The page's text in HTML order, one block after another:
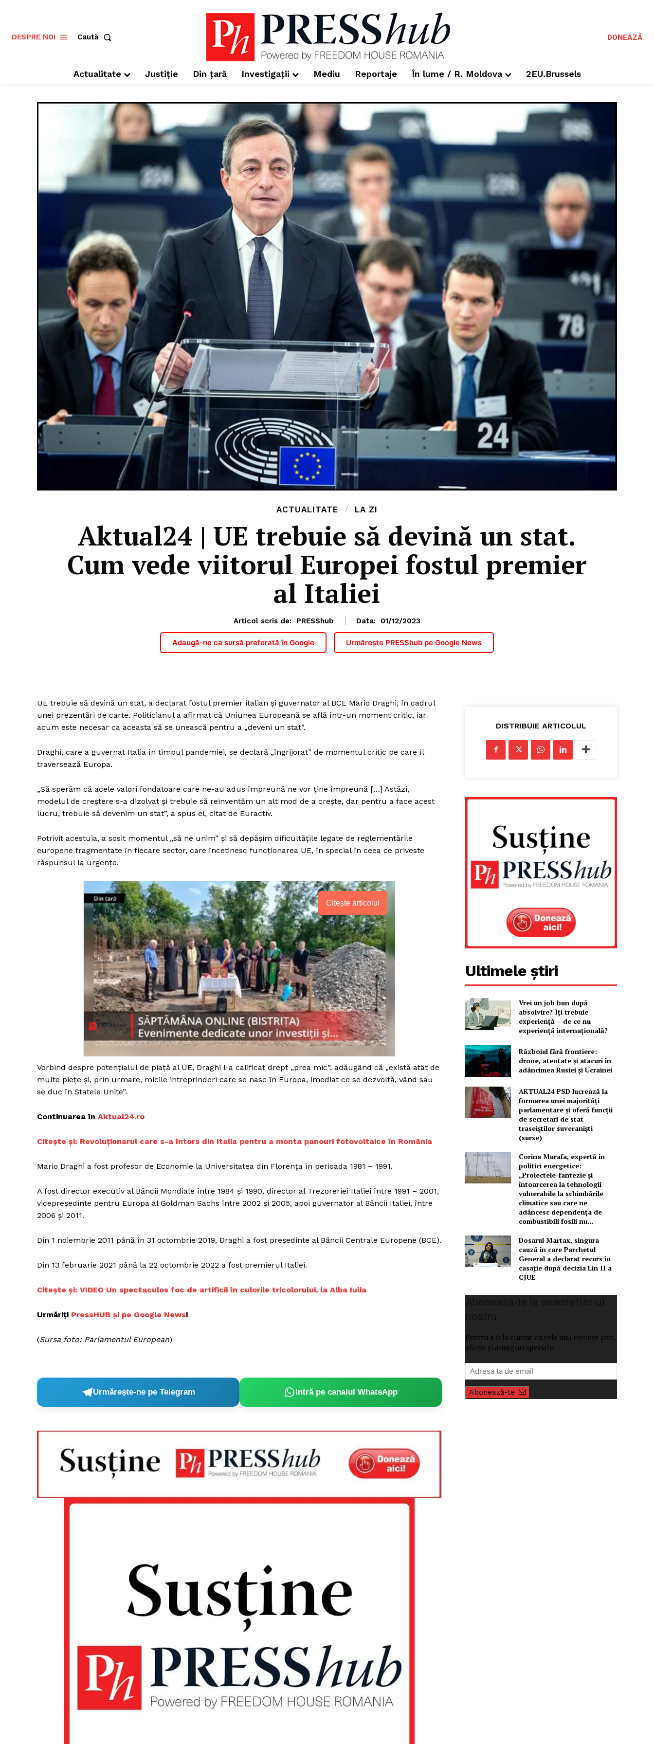
Un proiect
FREEDOM HOUSE
PRESShub
Despre noi / Echipa
DESPRE NOI Caută DONEAZĂ
Actualitate Justiție Din țară Investigații Mediu Reportaje În lume / R. Moldova 2EU.Brussels
ACTUALITATE LA ZI
Aktual24 | UE trebuie să devină un stat.
Cum vede viitorul Europei fostul premier
al Italiei
Articol scris de: PRESShub Data: 01/12/2023
Adaugă-ne ca sursă preferată în Google Urmărește PRESShub pe Google News
UE trebuie să devină un stat, a declarat fostul premier italian și guvernator al BCE Mario Draghi, în cadrul
unei prezentări de carte. Politicianul a afirmat că Uniunea Europeană se află într-un moment critic, iar
acum este necesar ca aceasta să se unească pentru a „deveni un stat”.
Draghi, care a guvernat Italia în timpul pandemiei, se declară „îngrijorat” de momentul critic pe care îl
traversează Europa.
„Să sperăm că acele valori fondatoare care ne-au adus împreună ne vor ține împreună […] Astăzi,
modelul de creștere s-a dizolvat și trebuie să reinventăm un alt mod de a crește, dar pentru a face acest
lucru, trebuie să devenim un stat”, a spus el, citat de Euractiv.
Potrivit acestuia, a sosit momentul „să ne unim” și să depășim dificultățile legate de reglementările
europene fragmentate în fiecare sector, care încetinesc funcționarea UE, în special în ceea ce priveste
răspunsul la urgențe.
Citește articolul
Vorbind despre potențialul de piață al UE, Draghi l-a calificat drept „prea mic”, adăugând că „există atât de
multe piețe și, prin urmare, micile intreprinderi care se nasc în Europa, imediat ce se dezvoltă, vând sau
se duc în Statele Unite”.
Continuarea în Aktual24.ro
Citește și: Revoluționarul care s-a întors din Italia pentru a monta panouri fotovoltaice în România
Mario Draghi a fost profesor de Economie la Universitatea din Florența în perioada 1981 – 1991.
A fost director executiv al Băncii Mondiale între 1984 și 1990, director al Trezoreriei Italiei între 1991 – 2001,
vicepreședinte pentru Europa al Goldman Sachs între 2002 și 2005, apoi guvernator al Băncii Italiei, între
2006 și 2011.
Din 1 noiembrie 2011 până în 31 octombrie 2019, Draghi a fost președinte al Băncii Centrale Europene (BCE).
Din 13 februarie 2021 până la 22 octombrie 2022 a fost premierul Italiei.
Citește și: VIDEO Un spectaculos foc de artificii în culorile tricolorului, la Alba Iulia
Urmăriți PressHUB și pe Google News!
(Sursa foto: Parlamentul European)
Urmărește-ne pe Telegram Intră pe canalul WhatsApp
DISTRIBUIE ARTICOLUL
Ultimele știri
Vrei un job bun după
absolvire? Îți trebuie
experiență – de ce nu
experiență internațională?
Războiul fără frontiere:
drone, atentate și atacuri în
adâncimea Rusiei și Ucrainei
AKTUAL24 PSD lucrează la
formarea unei majorităţi
parlamentare și oferă funcții
de secretari de stat
traseiștilor suveraniști
(surse)
Corina Murafa, expertă în
politici energetice:
„Proiectele-fantezie și
întoarcerea la tehnologii
vulnerabile la schimbările
climatice sau care ne
adâncesc dependența de
combustibili fosili nu...
Dosarul Martax, singura
cauză în care Parchetul
General a declarat recurs în
casație după decizia Lin II a
CJUE
Pentru a fi la curent cu cele mai recente știri,
oferte și anunțuri speciale.
Abonează-te